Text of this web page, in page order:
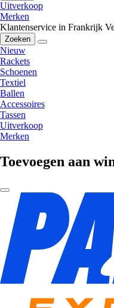
Uitverkoop
Merken
Klantenservice in Frankrijk
Zoeken
Nieuw
Rackets
Schoenen
Textiel
Ballen
Accessoires
Tassen
Uitverkoop
Merken
Toevoegen aan